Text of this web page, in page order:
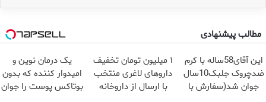
مطالب پیشنهادی
این آقای58ساله با کرم
ضدچروک جلبک10سال
جوان شد(سفارش با
۱ میلیون تومان تخفیف
داروهای لاغری منتخب
با ارسال از داروخانه
یک درمان نوین و
امیدوار کننده که بدون
بوتاکس پوست را جوان